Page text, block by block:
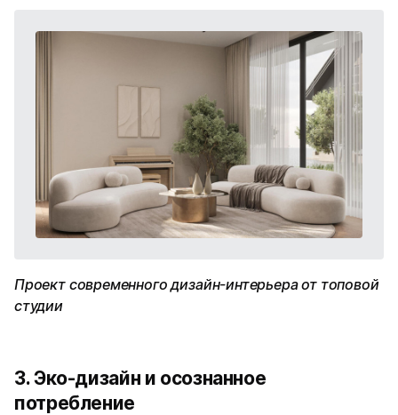
Проект современного дизайн-интерьера от топовой
студии
3. Эко-дизайн и осознанное
потребление